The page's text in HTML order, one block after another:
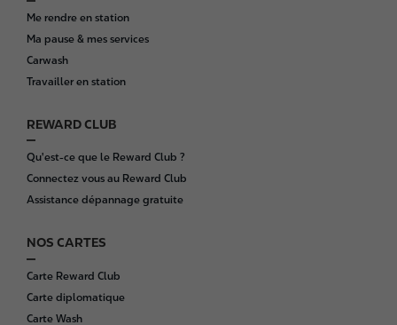
o
o
t
e
Me rendre en station
Ma pause & mes services
Carwash
Travailler en station
REWARD CLUB
Qu'est-ce que le Reward Club ?
Connectez vous au Reward Club
Assistance dépannage gratuite
NOS CARTES
Carte Reward Club
Carte diplomatique
Carte Wash